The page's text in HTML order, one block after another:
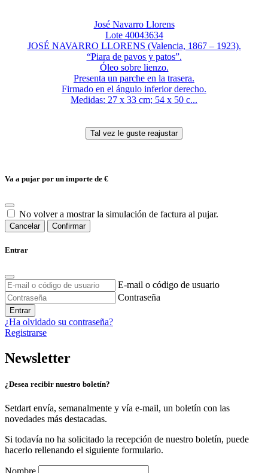
José Navarro Llorens
Lote 40043634
JOSÉ NAVARRO LLORENS (Valencia, 1867 – 1923).
“Piara de pavos y patos”.
Óleo sobre lienzo.
Presenta un parche en la trasera.
Firmado en el ángulo inferior derecho.
Medidas: 27 x 33 cm; 54 x 50 c...
Va a pujar por un importe de €
No volver a mostrar la simulación de factura al pujar.
Cancelar Confirmar
Entrar
E-mail o código de usuario
Contraseña
Entrar
¿Ha olvidado su contraseña?
Registrarse
Newsletter
¿Desea recibir nuestro boletín?
Setdart envía, semanalmente y vía e-mail, un boletín con las
novedades más destacadas.
Si todavía no ha solicitado la recepción de nuestro boletín, puede
hacerlo rellenando el siguiente formulario.
Nombre